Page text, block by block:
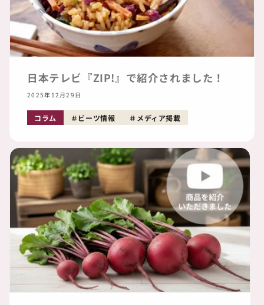
日本テレビ『ZIP!』で紹介されました！
2025年12月29日
コラム ビーツ情報 メディア掲載